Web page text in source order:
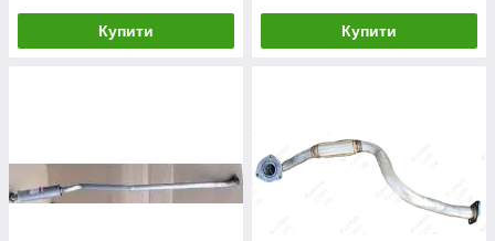
Купити Купити